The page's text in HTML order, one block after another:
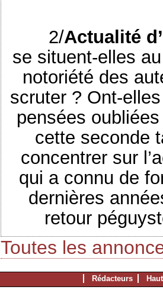
2/Actualité
se situent-elles
notoriété des
scruter ? Ont-
pensées
cette seconde
concentrer sur
qui a connu de
dernières
retour
Toutes les
Rédacteurs